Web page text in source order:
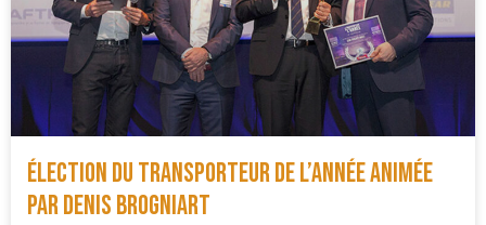
Élection du Transporteur de l’Année animée
par Denis Brogniart